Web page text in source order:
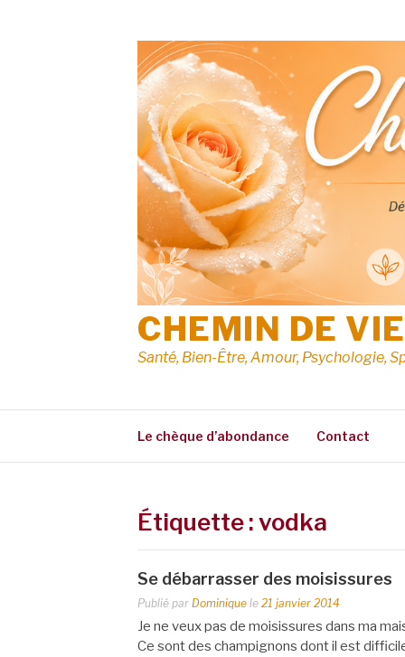
CHEMIN DE VIE
Santé, Bien-Être, Amour, Psychologie,
Le chèque d’abondance Contact
Étiquette :vodka
Se débarrasser des moisissures
Publié par Dominique le 21 janvier 2014
Je ne veux pas de moisissures dans ma
Ce sont des champignons dont il est